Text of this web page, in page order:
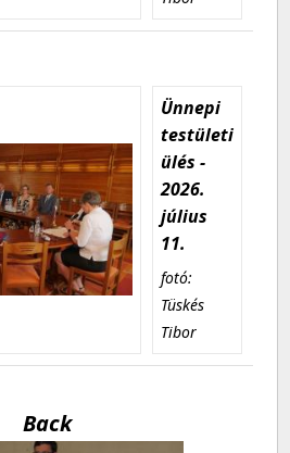
Ünnepi
testületi
ülés -
2026.
július
11.
fotó:
Tüskés
Tibor
Back